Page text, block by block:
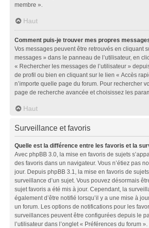
membre ».
Haut
Comment puis-je trouver mes propres
Vos messages peuvent être retrouvés en cliquant
messages » dans le panneau de l’utilisateur, en
« Rechercher les messages de l’utilisateur »
de profil ou bien en cliquant sur le lien « Accès
n’importe quelle page du forum. Pour rechercher
page de recherche avancée et choisissez les
Haut
Surveillance et favoris
Quelle est la différence entre les favoris et la
Avec phpBB 3.0, la mise en favoris de sujets
des favoris dans un navigateur. Vous n’étiez pas
jour. Depuis phpBB 3.1, la mise en favoris de
surveillance d’un sujet. Vous pouvez désormais
sujet favoris a été mis à jour. Cependant, la
également d’être notifié lorsqu’il y a une mise à
un forum. Les options de notifications pour les
surveillances peuvent être configurées depuis le
l’utilisateur dans l’onglet « Préférences du forum ».